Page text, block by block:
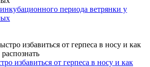
периода ветрянки у
избавиться от герпеса в носу и как